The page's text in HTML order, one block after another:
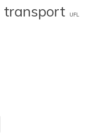
transport UFL